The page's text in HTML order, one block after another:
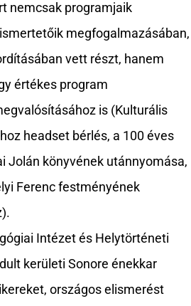
nemcsak programjaik
megfogalmazásában,
vett részt, hanem
értékes program
is (Kulturális
headset bérlés, a 100 éves
Jolán könyvének utánnyomása,
Ferenc festményének
Intézet és Helytörténeti
kerületi Sonore énekkar
országos elismerést